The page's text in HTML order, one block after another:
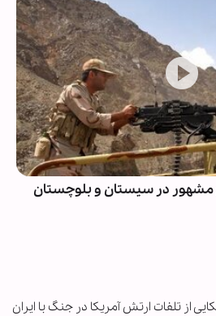
از تلفات ارتش آمریکا در جنگ با ایران